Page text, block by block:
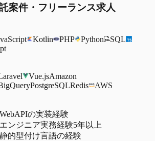
案件・フリーランス求人
Kotlin PHP Python
SQL
Vue.jsAmazon
PostgreSQLRedis AWS
WebAPIの実装経験
エンジニア実務経験5年以上
静的型付け言語の経験